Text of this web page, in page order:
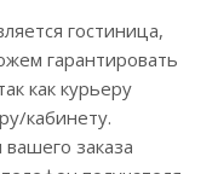
гостиница,
гарантировать
как курьеру
кабинету.
заказа